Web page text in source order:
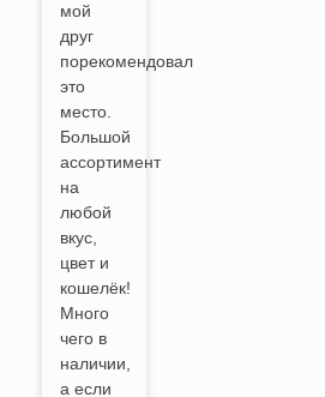
мой
друг
порекомендовал
это
место.
Большой
ассортимент
на
любой
вкус,
цвет и
кошелёк!
Много
чего в
наличии,
а если